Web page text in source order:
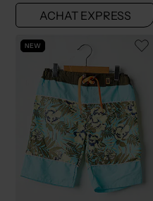
ACHAT EXPRESS
NEW